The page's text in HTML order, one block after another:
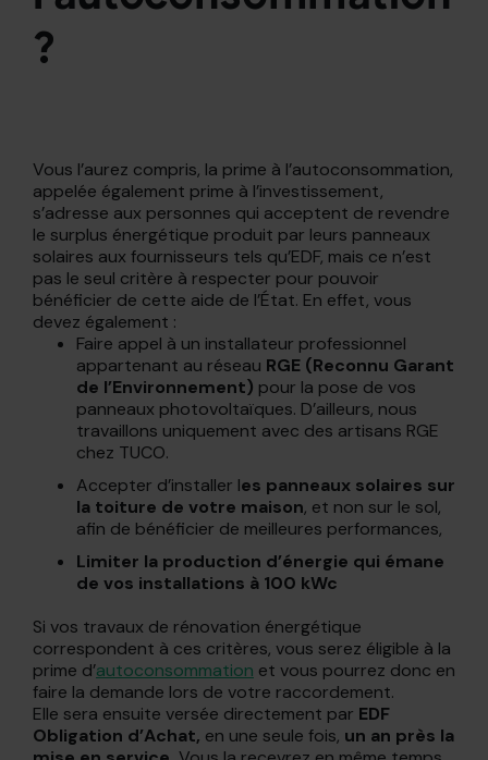
?
Vous l’aurez compris, la prime à l’autoconsommation,
appelée également prime à l’investissement,
s’adresse aux personnes qui acceptent de revendre
le surplus énergétique produit par leurs panneaux
solaires aux fournisseurs tels qu’EDF, mais ce n’est
pas le seul critère à respecter pour pouvoir
bénéficier de cette aide de l’État. En effet, vous
devez également :
Faire appel à un installateur professionnel
appartenant au réseau RGE (Reconnu Garant
de l’Environnement) pour la pose de vos
panneaux photovoltaïques. D’ailleurs, nous
travaillons uniquement avec des artisans RGE
chez TUCO.
Accepter d’installer les panneaux solaires sur
la toiture de votre maison, et non sur le sol,
afin de bénéficier de meilleures performances,
Limiter la production d’énergie qui émane
de vos installations à 100 kWc
Si vos travaux de rénovation énergétique
correspondent à ces critères, vous serez éligible à la
prime d’autoconsommation et vous pourrez donc en
faire la demande lors de votre raccordement.
Elle sera ensuite versée directement par EDF
Obligation d’Achat, en une seule fois, un an près la